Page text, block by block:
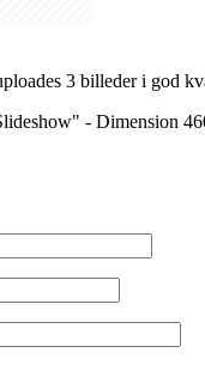
3 billeder i god
- Dimension